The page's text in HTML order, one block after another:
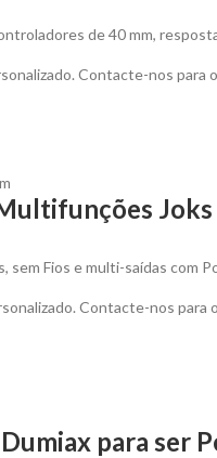
de 40 mm,
Contacte-nos
sem Fios e multi-saídas com
Contacte-nos
para ser